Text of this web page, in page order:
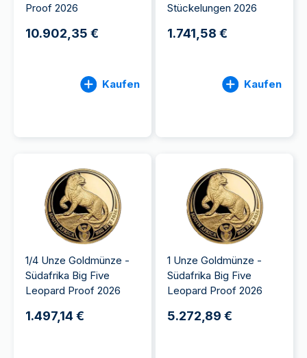
Proof 2026
10.902,35 €
Kaufen
Stückelungen 2026
1.741,58 €
Kaufen
1/4 Unze Goldmünze -
Südafrika Big Five
Leopard Proof 2026
1.497,14 €
1 Unze Goldmünze -
Südafrika Big Five
Leopard Proof 2026
5.272,89 €